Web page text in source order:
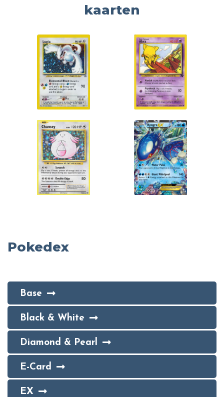
kaarten
Pokedex
Base
Black & White
Diamond & Pearl
E-Card
EX